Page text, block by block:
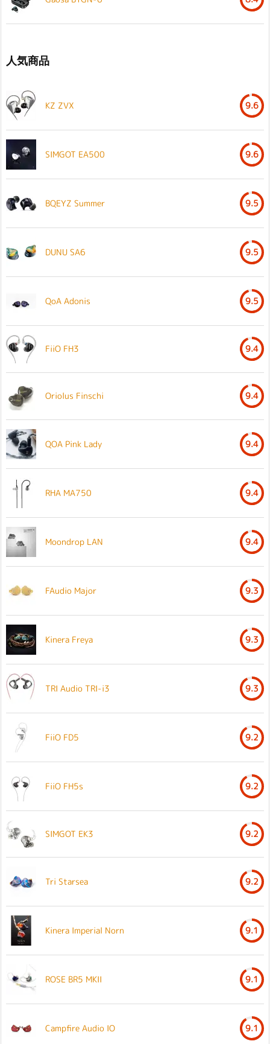
人気商品
KZ ZVX 9.6
SIMGOT EA500 9.6
BQEYZ Summer 9.5
DUNU SA6 9.5
QoA Adonis 9.5
FiiO FH3 9.4
Oriolus Finschi 9.4
QOA Pink Lady 9.4
RHA MA750 9.4
Moondrop LAN 9.4
FAudio Major 9.3
Kinera Freya 9.3
TRI Audio TRI-i3 9.3
FiiO FD5 9.2
FiiO FH5s 9.2
SIMGOT EK3 9.2
Tri Starsea 9.2
Kinera Imperial Norn 9.1
ROSE BR5 MKII 9.1
Campfire Audio IO 9.1